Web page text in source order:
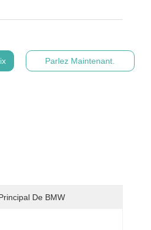
Parlez Maintenant.
De BMW